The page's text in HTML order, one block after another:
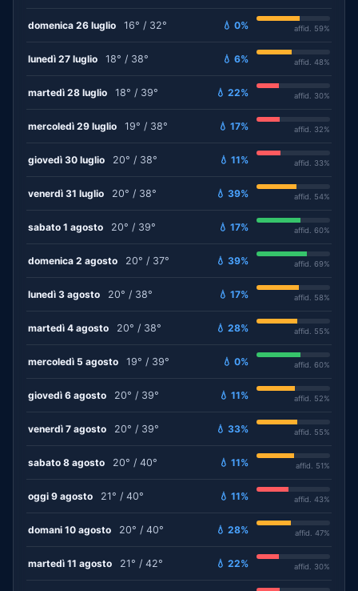
domenica 26 luglio 16° / 32° 💧 0% affid. 59%
lunedì 27 luglio 18° / 38° 💧 6% affid. 48%
martedì 28 luglio 18° / 39° 💧 22% affid. 30%
mercoledì 29 luglio 19° / 38° 💧 17% affid. 32%
giovedì 30 luglio 20° / 38° 💧 11% affid. 33%
venerdì 31 luglio 20° / 38° 💧 39% affid. 54%
sabato 1 agosto 20° / 39° 💧 17% affid. 60%
domenica 2 agosto 20° / 37° 💧 39% affid. 69%
lunedì 3 agosto 20° / 38° 💧 17% affid. 58%
martedì 4 agosto 20° / 38° 💧 28% affid. 55%
mercoledì 5 agosto 19° / 39° 💧 0% affid. 60%
giovedì 6 agosto 20° / 39° 💧 11% affid. 52%
venerdì 7 agosto 20° / 39° 💧 33% affid. 55%
sabato 8 agosto 20° / 40° 💧 11% affid. 51%
oggi 9 agosto 21° / 40° 💧 11% affid. 43%
domani 10 agosto 20° / 40° 💧 28% affid. 47%
martedì 11 agosto 21° / 42° 💧 22% affid. 30%